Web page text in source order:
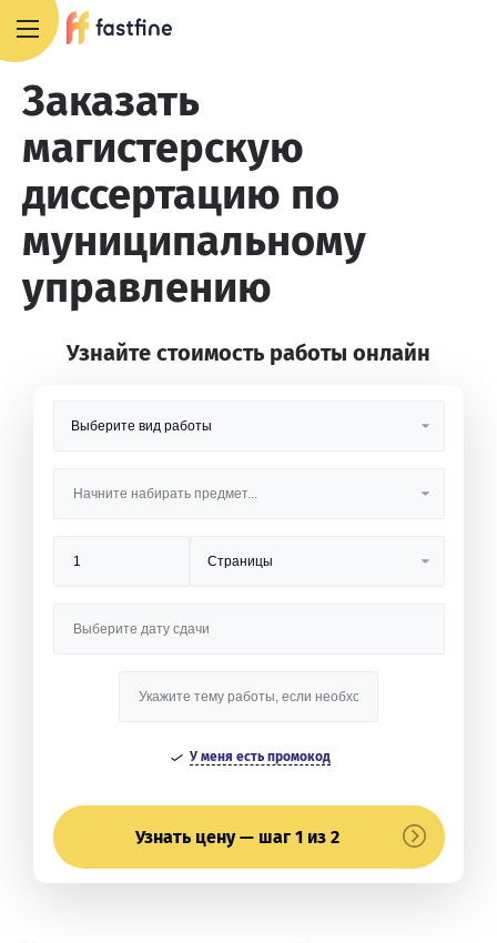
Заказать
магистерскую
диссертацию по
муниципальному
управлению
Узнайте стоимость работы онлайн
У меня есть промокод
Узнать цену — шаг 1 из 2